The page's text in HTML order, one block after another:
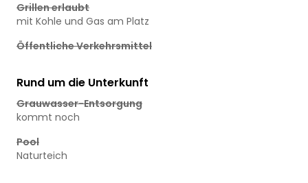
Grillen erlaubt
mit Kohle und Gas am Platz
Öffentliche Verkehrsmittel
Rund um die Unterkunft
Grauwasser-Entsorgung
kommt noch
Pool
Naturteich